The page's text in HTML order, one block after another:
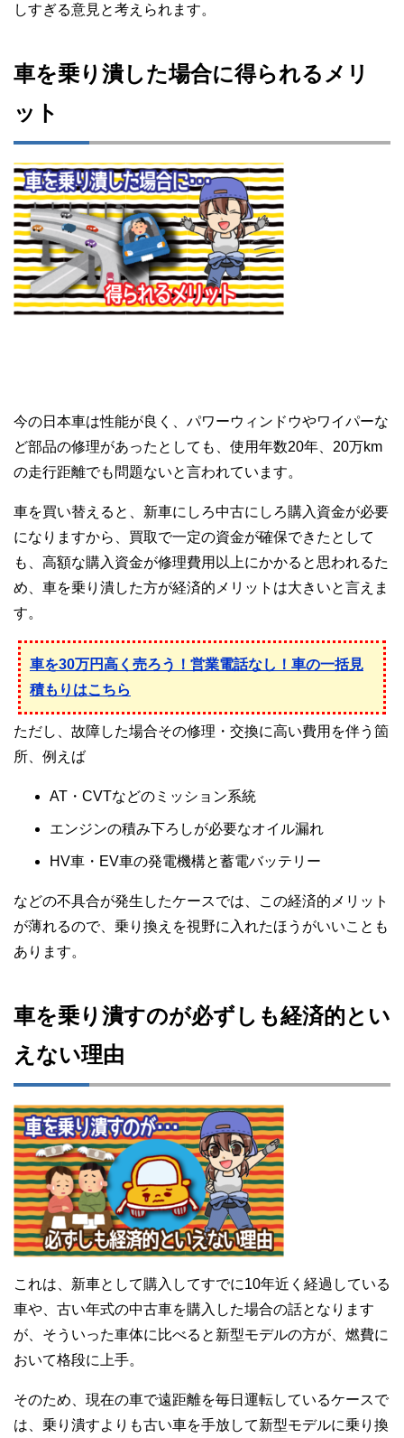
しすぎる意見と考えられます。
車を乗り潰した場合に得られるメリ
ット
今の日本車は性能が良く、パワーウィンドウやワイパーな
ど部品の修理があったとしても、使用年数20年、20万km
の走行距離でも問題ないと言われています。
車を買い替えると、新車にしろ中古にしろ購入資金が必要
になりますから、買取で一定の資金が確保できたとして
も、高額な購入資金が修理費用以上にかかると思われるた
め、車を乗り潰した方が経済的メリットは大きいと言えま
す。
車を30万円高く売ろう！営業電話なし！車の一括見
積もりはこちら
ただし、故障した場合その修理・交換に高い費用を伴う箇
所、例えば
AT・CVTなどのミッション系統
エンジンの積み下ろしが必要なオイル漏れ
HV車・EV車の発電機構と蓄電バッテリー
などの不具合が発生したケースでは、この経済的メリット
が薄れるので、乗り換えを視野に入れたほうがいいことも
あります。
車を乗り潰すのが必ずしも経済的とい
えない理由
これは、新車として購入してすでに10年近く経過している
車や、古い年式の中古車を購入した場合の話となります
が、そういった車体に比べると新型モデルの方が、燃費に
おいて格段に上手。
そのため、現在の車で遠距離を毎日運転しているケースで
は、乗り潰すよりも古い車を手放して新型モデルに乗り換